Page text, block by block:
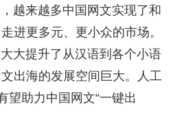
越来越多中国网文实现了和
进更多元、更小众的市场。
大提升了从汉语到各个小语
出海的发展空间巨大。人工
望助力中国网文“一键出